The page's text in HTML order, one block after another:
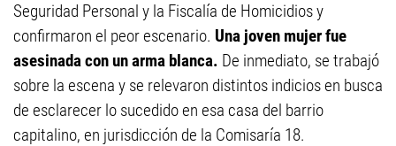
Seguridad Personal y la Fiscalía de Homicidios y
confirmaron el peor escenario. Una joven mujer fue
asesinada con un arma blanca. De inmediato, se trabajó
sobre la escena y se relevaron distintos indicios en busca
de esclarecer lo sucedido en esa casa del barrio
capitalino, en jurisdicción de la Comisaría 18.